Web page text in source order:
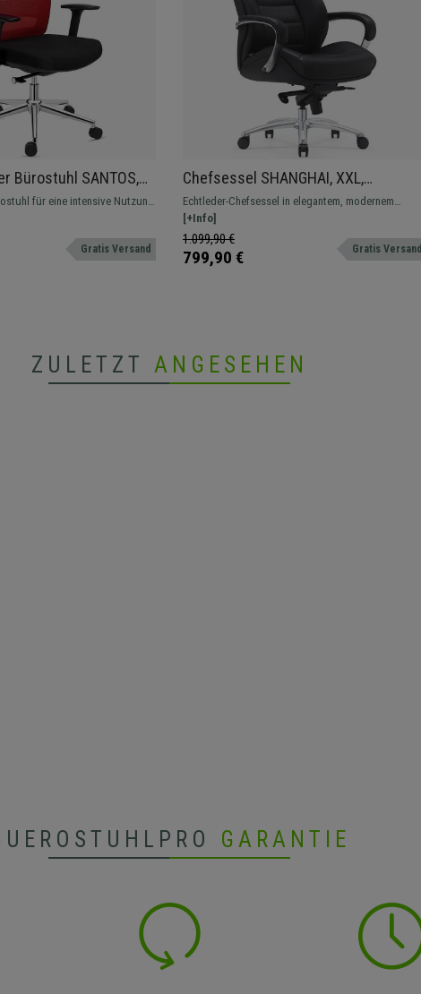
Bürostuhl SANTOS,
Design, Farbe
für eine intensive Nutzung
Ausgezeichnete Qualität
und Details
Gratis Versand
Chefsessel SHANGHAI, XXL,
Wippmechanismus, Echtleder,
großzügig gepolstert, Farbe Schwarz
Echtleder-Chefsessel in elegantem, modernem
Design mit hoher Rückenlehne und großzügiger
Polsterung.
[+Info]
1.099,90 €
799,90 € Gratis Versand
ZULETZT ANGESEHEN
GARANTIE